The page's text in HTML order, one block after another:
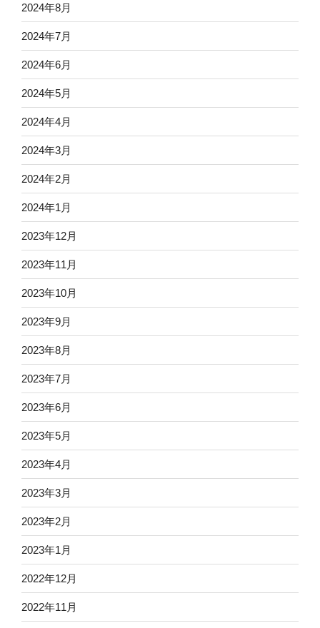
2024年8月
2024年7月
2024年6月
2024年5月
2024年4月
2024年3月
2024年2月
2024年1月
2023年12月
2023年11月
2023年10月
2023年9月
2023年8月
2023年7月
2023年6月
2023年5月
2023年4月
2023年3月
2023年2月
2023年1月
2022年12月
2022年11月